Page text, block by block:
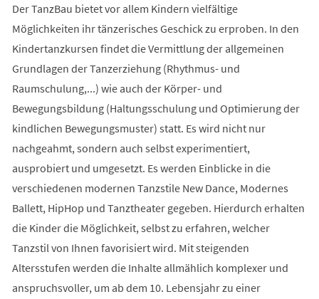
Der TanzBau bietet vor allem Kindern vielfältige
Möglichkeiten ihr tänzerisches Geschick zu erproben. In den
Kindertanzkursen findet die Vermittlung der allgemeinen
Grundlagen der Tanzerziehung (Rhythmus- und
Raumschulung,...) wie auch der Körper- und
Bewegungsbildung (Haltungsschulung und Optimierung der
kindlichen Bewegungsmuster) statt. Es wird nicht nur
nachgeahmt, sondern auch selbst experimentiert,
ausprobiert und umgesetzt. Es werden Einblicke in die
verschiedenen modernen Tanzstile New Dance, Modernes
Ballett, HipHop und Tanztheater gegeben. Hierdurch erhalten
die Kinder die Möglichkeit, selbst zu erfahren, welcher
Tanzstil von Ihnen favorisiert wird. Mit steigenden
Altersstufen werden die Inhalte allmählich komplexer und
anspruchsvoller, um ab dem 10. Lebensjahr zu einer